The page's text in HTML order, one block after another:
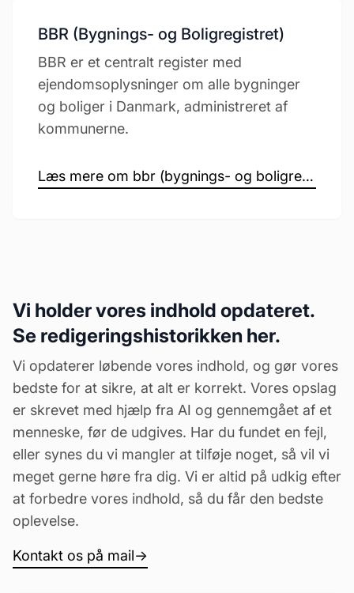
BBR (Bygnings- og Boligregistret)
BBR er et centralt register med
ejendomsoplysninger om alle bygninger
og boliger i Danmark, administreret af
kommunerne.
Læs mere om bbr (bygnings- og boligregistret) →
Vi holder vores indhold opdateret.
Se redigeringshistorikken her.
Vi opdaterer løbende vores indhold, og gør vores
bedste for at sikre, at alt er korrekt. Vores opslag
er skrevet med hjælp fra AI og gennemgået af et
menneske, før de udgives. Har du fundet en fejl,
eller synes du vi mangler at tilføje noget, så vil vi
meget gerne høre fra dig. Vi er altid på udkig efter
at forbedre vores indhold, så du får den bedste
oplevelse.
Kontakt os på mail→